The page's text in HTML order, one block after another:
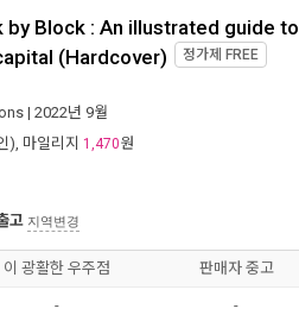
by Block : An illustrated guide to
(Hardcover) 정가제
FREE
| 2022년 9월
), 마일리지 1,470원
고 지역변경
이 광활한 우주점 판매자 중고
- -